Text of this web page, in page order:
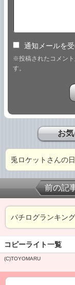
通知メールを
※投稿されたコメント
す。
お
兎ロケットさんの
前の記
パチログランキング
コピーライト一覧
(C)TOYOMARU